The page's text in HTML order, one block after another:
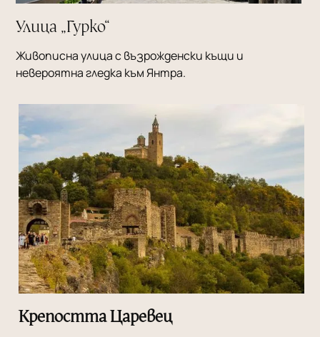
Улица „Гурко“
Живописна улица с възрожденски къщи и
невероятна гледка към Янтра.
Крепостта Царевец